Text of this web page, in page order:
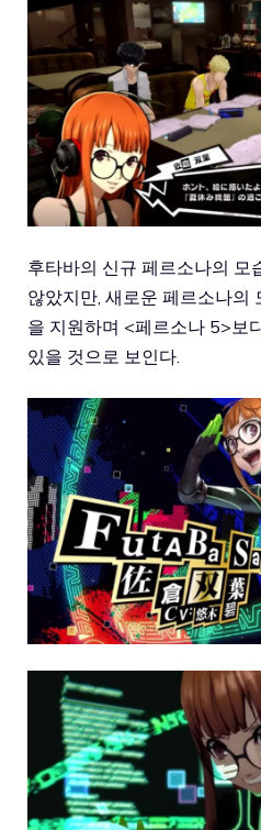
후타바의 신규 페르소나의 모
않았지만, 새로운 페르소나의
을 지원하며 <페르소나 5>보
있을 것으로 보인다.